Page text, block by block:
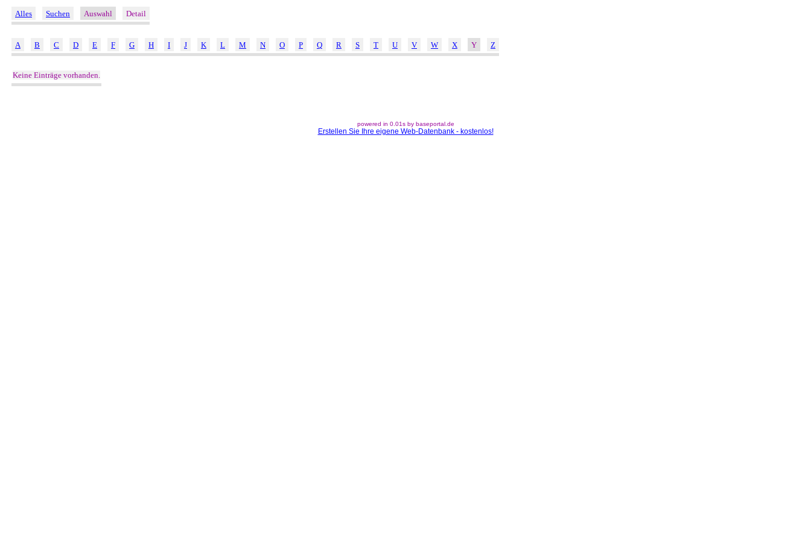
Alles Suchen Auswahl Detail
A B C D E F G H I J K L M N O P Q R S T U V W X Y Z
Keine Einträge vorhanden.
powered in 0.01s by baseportal.de
Erstellen Sie Ihre eigene Web-Datenbank - kostenlos!